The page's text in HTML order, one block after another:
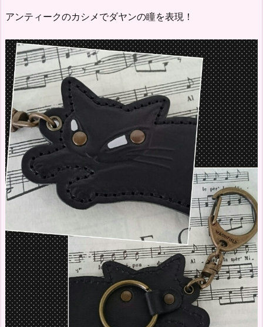
アンティークのカシメでダヤンの瞳を表現！